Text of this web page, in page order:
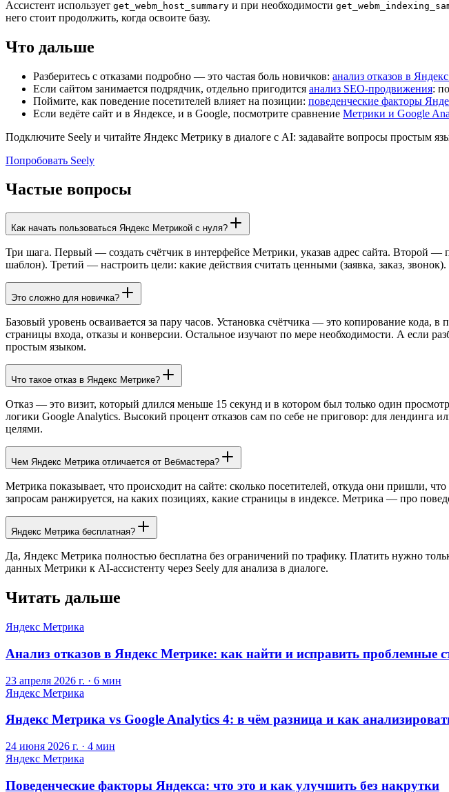
Ассистент использует get_webm_host_summary и при необходимости
него стоит продолжить, когда освоите базу.
Что дальше
Разберитесь с отказами подробно — это частая боль новичков: анализ отказов в
Если сайтом занимается подрядчик, отдельно пригодится анализ SEO-продвижения:
Поймите, как поведение посетителей влияет на позиции: поведенческие факторы
Если ведёте сайт и в Яндексе, и в Google, посмотрите сравнение Метрики и Google
Подключите Seely и читайте Яндекс Метрику в диалоге с AI: задавайте вопросы простым
Попробовать Seely
Частые вопросы
Как начать пользоваться Яндекс Метрикой с нуля?
Три шага. Первый — создать счётчик в интерфейсе Метрики, указав адрес сайта. Второй —
шаблон). Третий — настроить цели: какие действия считать ценными (заявка, заказ,
Это сложно для новичка?
Базовый уровень осваивается за пару часов. Установка счётчика — это копирование
страницы входа, отказы и конверсии. Остальное изучают по мере необходимости. А если
простым языком.
Что такое отказ в Яндекс Метрике?
Отказ — это визит, который длился меньше 15 секунд и в котором был только один
логики Google Analytics. Высокий процент отказов сам по себе не приговор: для лендинга
целями.
Чем Яндекс Метрика отличается от Вебмастера?
Метрика показывает, что происходит на сайте: сколько посетителей, откуда они пришли,
запросам ранжируется, на каких позициях, какие страницы в индексе. Метрика — про
Яндекс Метрика бесплатная?
Да, Яндекс Метрика полностью бесплатна без ограничений по трафику. Платить нужно
данных Метрики к AI-ассистенту через Seely для анализа в диалоге.
Читать дальше
Яндекс Метрика
Анализ отказов в Яндекс Метрике: как найти и исправить проблемные
23 апреля 2026 г. · 6 мин
Яндекс Метрика
Яндекс Метрика vs Google Analytics 4: в чём разница и как
24 июня 2026 г. · 4 мин
Яндекс Метрика
Поведенческие факторы Яндекса: что это и как улучшить без накрутки